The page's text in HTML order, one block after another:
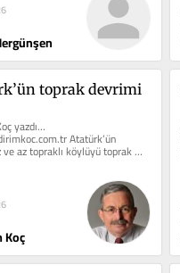
toprak devrimi
yazdı…
Atatürk’ün
ve az topraklı köylüyü toprak
önemli adımları
Koç